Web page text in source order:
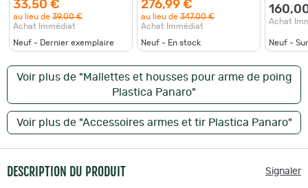
33,50 €
au lieu de 39,00 €
Achat Immédiat
Neuf - Dernier exemplaire
PANARO
276,99 €
au lieu de 347,00 €
Achat Immédiat
Neuf - En stock
Achat
Neuf -
Voir plus de "Mallettes et housses pour arme de poing
Plastica Panaro"
Voir plus de "Accessoires armes et tir Plastica Panaro"
DESCRIPTION DU PRODUIT Signaler